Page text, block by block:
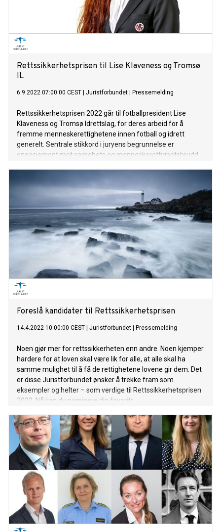
Rettssikkerhetsprisen til Lise Klaveness og Tromsø
IL
6.9.2022 07:00:00 CEST Juristforbundet Pressemelding
Rettssikkerhetsprisen 2022 går til fotballpresident Lise
Klaveness og Tromsø Idrettslag, for deres arbeid for å
fremme menneskerettighetene innen fotball og idrett
generelt. Sentrale stikkord i juryens begrunnelse er
engasjement mot samehets og menneskerettighetsbrudd
Foreslå kandidater til Rettssikkerhetsprisen
14.4.2022 10:00:00 CEST Juristforbundet Pressemelding
Noen gjør mer for rettssikkerheten enn andre. Noen kjemper
hardere for at loven skal være lik for alle, at alle skal ha
samme mulighet til å få de rettighetene lovene gir dem. Det
er disse Juristforbundet ønsker å trekke fram som
eksempler og helter – som verdige til Rettssikkerhetsprisen
2022. Nå kan du nominere din favoritt.